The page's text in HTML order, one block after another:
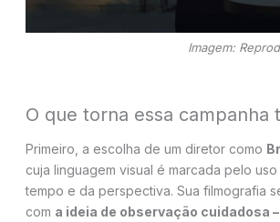
Imagem:
O que torna essa campanha
Primeiro, a escolha de um diretor como
cuja linguagem visual é marcada pelo
tempo e da perspectiva. Sua filmografia
com a ideia de observação cuidadosa